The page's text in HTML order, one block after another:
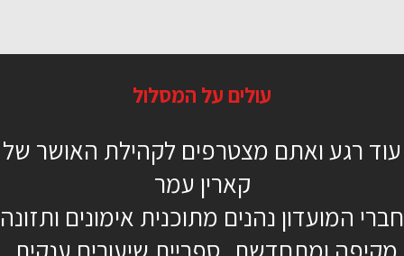
מתחילים
מזרן / מגבת
עופר בן גד
עולים על המסלול
עוד רגע ואתם מצטרפים לקהילת האושר של
קארין עמר
חברי המועדון נהנים מתוכנית אימונים ותזונה